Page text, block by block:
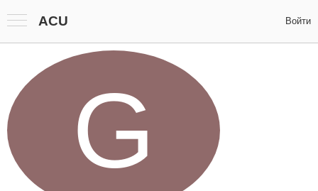
ACU Войти
G